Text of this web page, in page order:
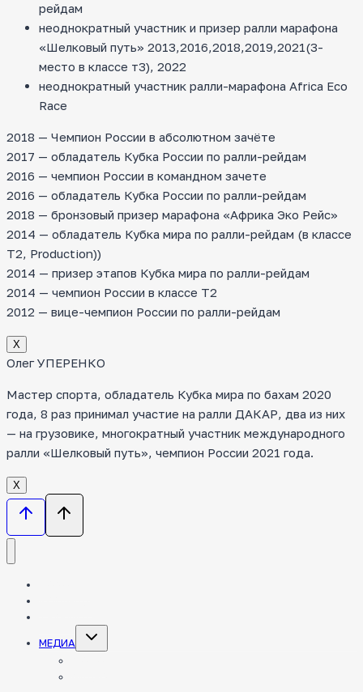
рейдам
неоднократный участник и призер ралли марафона
«Шелковый путь» 2013,2016,2018,2019,2021(3-
место в классе т3), 2022
неоднократный участник ралли-марафона Africa Eco
Race
2018 — Чемпион России в абсолютном зачёте
2017 — обладатель Кубка России по ралли-рейдам
2016 — чемпион России в командном зачете
2016 — обладатель Кубка России по ралли-рейдам
2018 — бронзовый призер марафона «Африка Эко Рейс»
2014 — обладатель Кубка мира по ралли-рейдам (в классе
T2, Production))
2014 — призер этапов Кубка мира по ралли-рейдам
2014 — чемпион России в классе Т2
2012 — вице-чемпион России по ралли-рейдам
Х
Олег УПЕРЕНКО
Мастер спорта, обладатель Кубка мира по бахам 2020
года, 8 раз принимал участие на ралли ДАКАР, два из них
— на грузовике, многократный участник международного
ралли «Шелковый путь», чемпион России 2021 года.
Х
МЕДИА
Toggle